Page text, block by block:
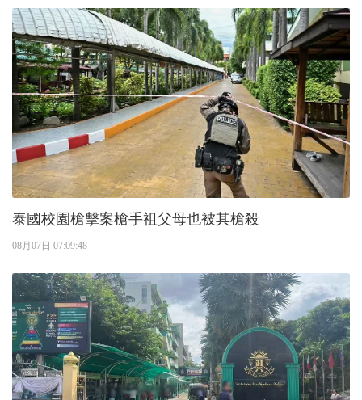
泰國校園槍擊案槍手祖父母也被其槍殺
08月07日 07:09:48